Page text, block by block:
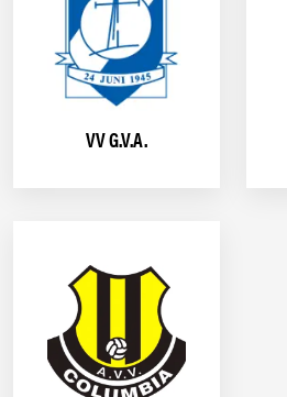
VV G.V.A.